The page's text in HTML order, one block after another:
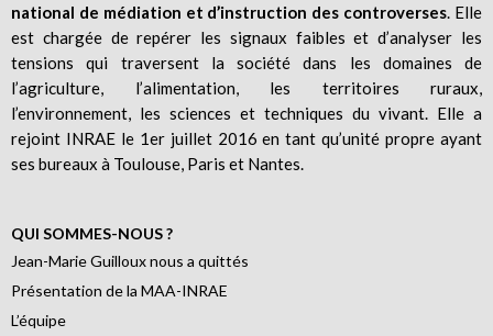
national de médiation et d’instruction des controverses. Elle
est chargée de repérer les signaux faibles et d’analyser les
tensions qui traversent la société dans les domaines de
l’agriculture, l’alimentation, les territoires ruraux,
l’environnement, les sciences et techniques du vivant. Elle a
rejoint INRAE le 1er juillet 2016 en tant qu’unité propre ayant
ses bureaux à Toulouse, Paris et Nantes.
QUI SOMMES-NOUS ?
Jean-Marie Guilloux nous a quittés
Présentation de la MAA-INRAE
L’équipe